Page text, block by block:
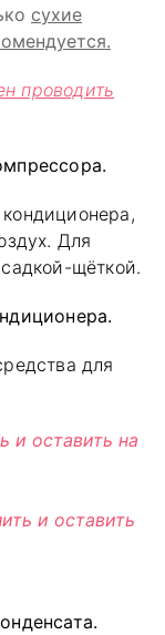
сухие
проводить
Для
щёткой.
для
и оставить на
и оставить